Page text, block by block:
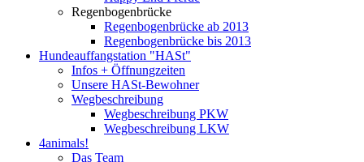
Regenbogenbrücke
Regenbogenbrücke ab 2013
Regenbogenbrücke bis 2013
Hundeauffangstation "HASt"
Infos + Öffnungzeiten
Unsere HASt-Bewohner
Wegbeschreibung
Wegbeschreibung PKW
Wegbeschreibung LKW
4animals!
Das Team